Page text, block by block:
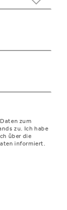
zum
zu. Ich habe
über die
informiert.